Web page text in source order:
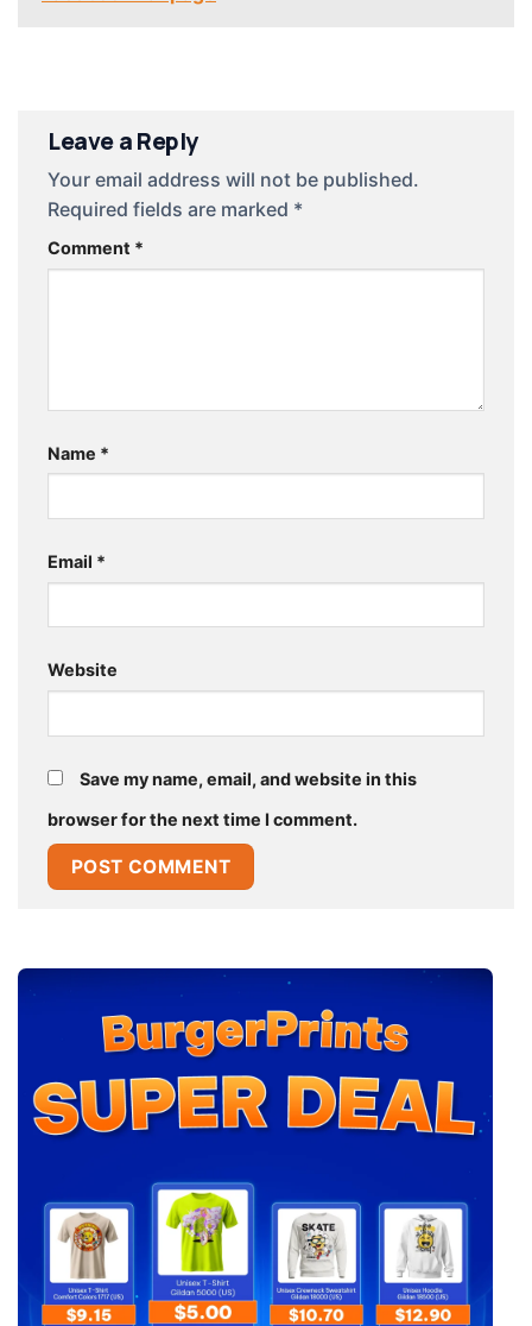
Leave a Reply
Your email address will not be published.
Required fields are marked *
Comment *
Name *
Email *
Website
Save my name, email, and website in this
browser for the next time I comment.